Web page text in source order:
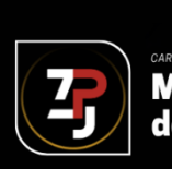
content